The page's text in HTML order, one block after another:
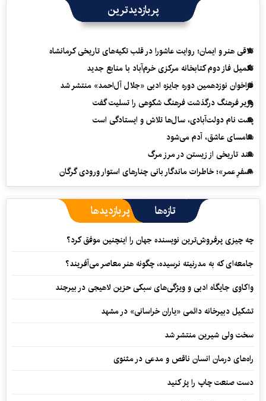
پربازدیدترین
تلاقی هنر و ایمان؛ روایت عاشورا در قلب تکیه‌های تاریخی کرمانشاه
تکمیل فاز دوم کتابخانه مرکزی خرم‌آباد با منابع جدید
فراخوان نوزدهمین دوره جایزه ادبی «جلال آل‌احمد» منتشر شد
وزیر فرهنگ درگذشت فرهنگ شکوهی را تسلیت گفت
پشت نام دولت‌آبادی، سال‌ها تلاش و ایستادگی است
سامسای عاشق، آدم می‌شود
سند تاریخی از زیستن در مرز مرگ
«سفرِ عمر»؛ خاطرات ماندگار بانی چنارهای استوار ورودی گرگان
تازه‌ها پربازدیدها
چه چیزی پرفروش‌ترین نویسنده جهان را اینچنین موفق کرد؟
جامعه‌ای که به مدرنیته نرسیده، چگونه هنر معاصر می‌آفریند؟
واکاوی جایگاه ادبی و ویژگی‌های سبکی حزین لاهیجی در بیرجند
تشکیل دبیرخانه دائمی «یاران خراسانی» در مشهد
سخت ولی شیرین منتشر شد
راه‌های درمان انسان ناقص و مدعی در مثنوی
دست صنعت چاپ را پرُ کنید